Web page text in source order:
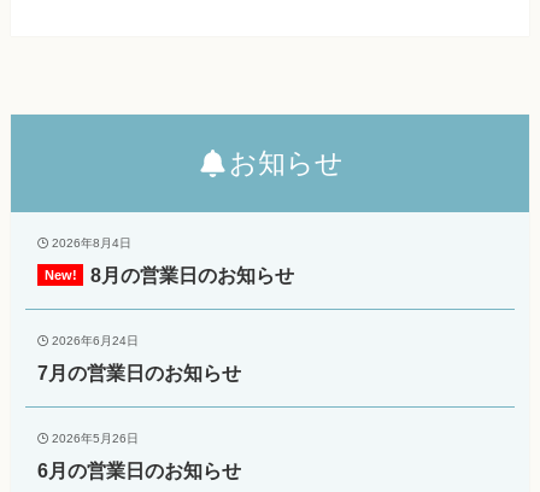
お知らせ
2026年8月4日
8月の営業日のお知らせ
2026年6月24日
7月の営業日のお知らせ
2026年5月26日
6月の営業日のお知らせ